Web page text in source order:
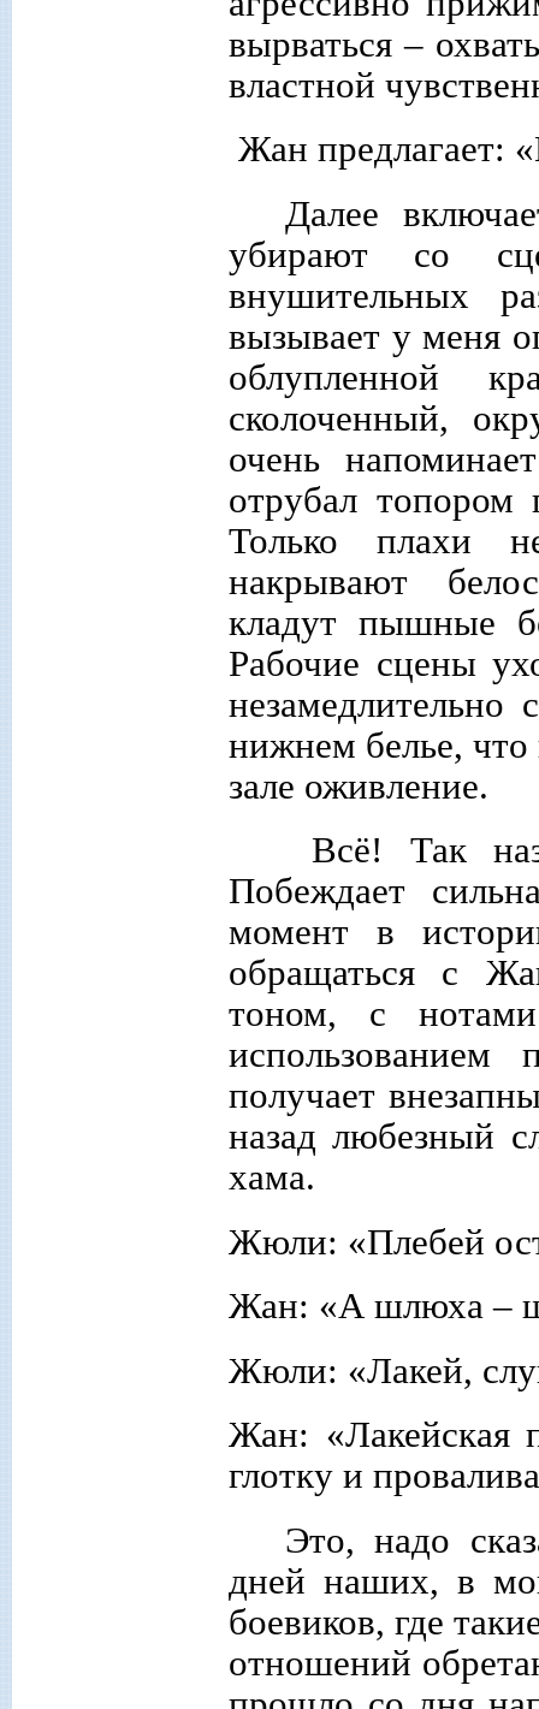
вырваться –
властной
Жан предлагает:
Далее
убирают со
внушительных
вызывает у меня
облупленной
сколоченный,
очень
отрубал топором
Только плахи
накрывают
кладут пышные
Рабочие сцены
нижнем белье, что
зале оживление.
Всё! Так
Побеждает
момент в
обращаться с
тоном, с
получает
назад любезный
хама.
Жюли: «Плебей
Жан: «А шлюха –
Жюли: «Лакей,
Жан: «Лакейская
глотку и
Это, надо
дней наших, в
боевиков, где
отношений